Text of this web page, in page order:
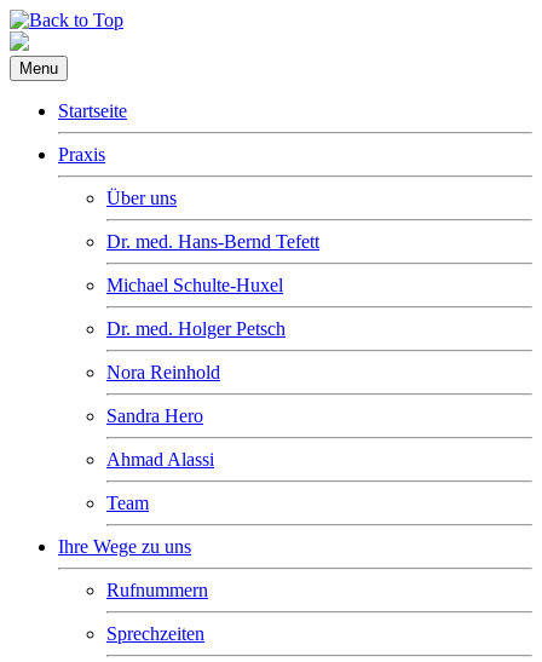
Menu
Startseite
Praxis
Über uns
Dr. med. Hans-Bernd Tefett
Michael Schulte-Huxel
Dr. med. Holger Petsch
Nora Reinhold
Sandra Hero
Ahmad Alassi
Team
Ihre Wege zu uns
Rufnummern
Sprechzeiten